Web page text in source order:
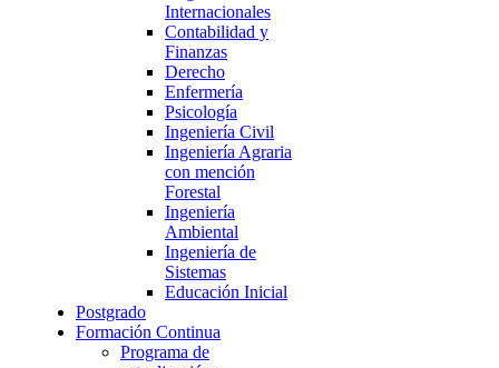
Internacionales
Contabilidad y
Finanzas
Derecho
Enfermería
Psicología
Ingeniería Civil
Ingeniería Agraria
con mención
Forestal
Ingeniería
Ambiental
Ingeniería de
Sistemas
Educación Inicial
Postgrado
Formación Continua
Programa de